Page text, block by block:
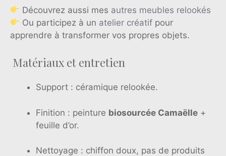
Découvrez aussi mes autres meubles relookés
Ou participez à un atelier créatif pour
apprendre à transformer vos propres objets.
Matériaux et entretien
Support : céramique relookée.
Finition : peinture biosourcée Camaëlle +
feuille d’or.
Nettoyage : chiffon doux, pas de produits